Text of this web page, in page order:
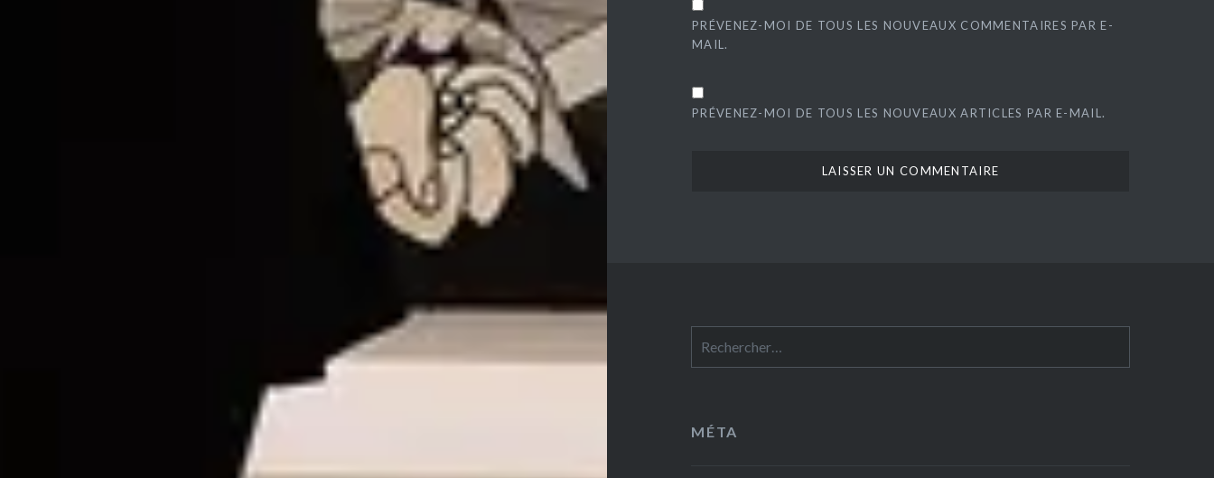
PRÉVENEZ-MOI DE TOUS LES NOUVEAUX COMMENTAIRES PAR E-
MAIL.
PRÉVENEZ-MOI DE TOUS LES NOUVEAUX ARTICLES PAR E-MAIL.
MÉTA